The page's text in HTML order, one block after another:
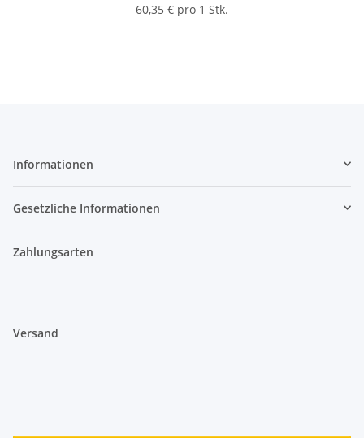
60,35 € pro 1 Stk.
Informationen
Gesetzliche Informationen
Zahlungsarten
Versand